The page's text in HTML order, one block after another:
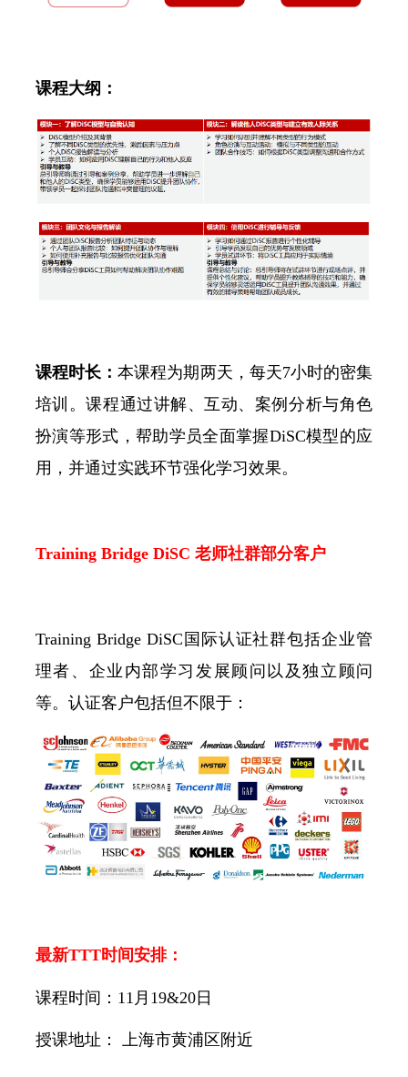
课程大纲：
课程时长：本课程为期两天，每天7小时的密集
培训。课程通过讲解、互动、案例分析与角色
扮演等形式，帮助学员全面掌握DiSC模型的应
用，并通过实践环节强化学习效果。
Training Bridge DiSC 老师社群部分客户
Training Bridge DiSC国际认证社群包括企业管
理者、企业内部学习发展顾问以及独立顾问
等。认证客户包括但不限于：
最新TTT时间安排：
课程时间：11月19&20日
授课地址： 上海市黄浦区附近